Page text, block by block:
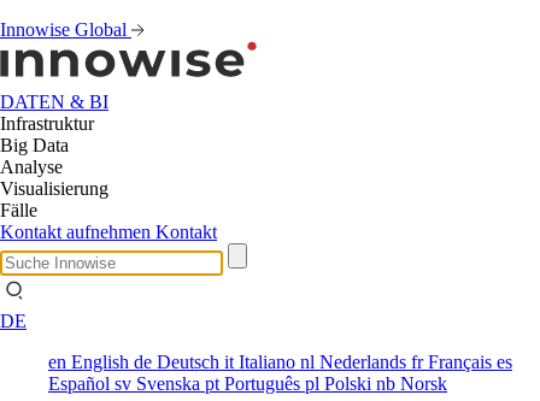
Innowise Global
DATEN & BI
Infrastruktur
Big Data
Analyse
Visualisierung
Fälle
Kontakt aufnehmen Kontakt
DE
en English de Deutsch it Italiano nl Nederlands frFrançais es
Español sv Svenska pt Português pl Polski nb Norsk